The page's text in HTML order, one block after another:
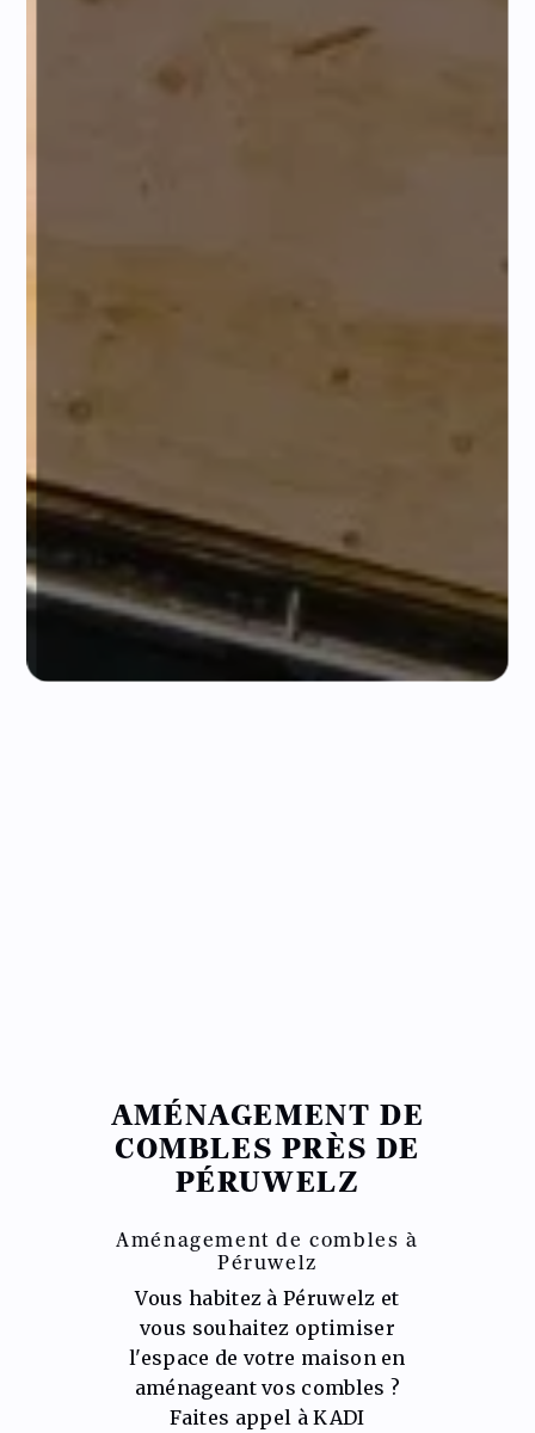
AMÉNAGEMENT DE
COMBLES PRÈS DE
PÉRUWELZ
Aménagement de combles à
Péruwelz
Vous habitez à Péruwelz et
vous souhaitez optimiser
l'espace de votre maison en
aménageant vos combles ?
Faites appel à KADI